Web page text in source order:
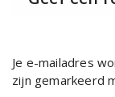
Je e-mailadres
zijn gemarkeerd